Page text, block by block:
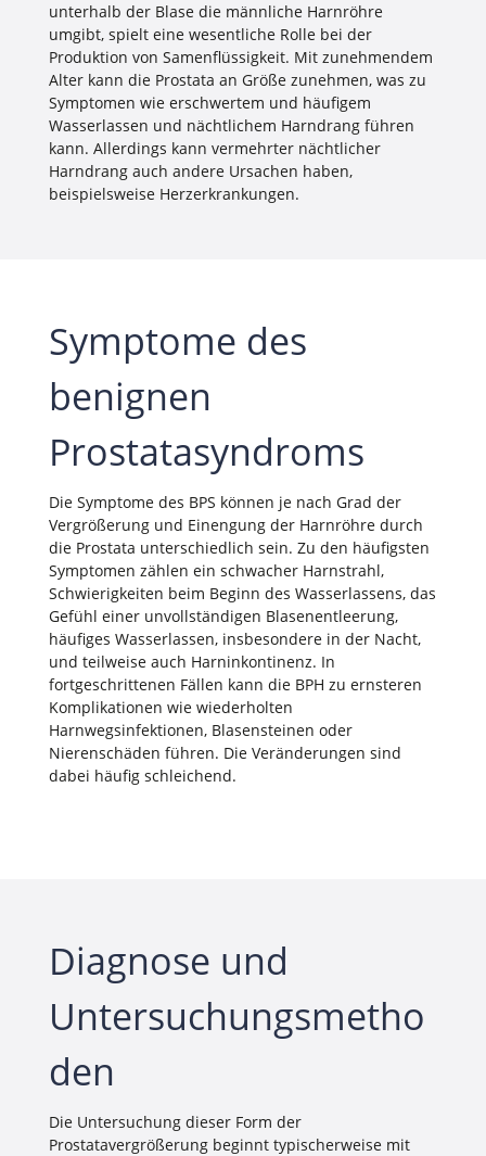
unterhalb der Blase die männliche Harnröhre
umgibt, spielt eine wesentliche Rolle bei der
Produktion von Samenflüssigkeit. Mit zunehmendem
Alter kann die Prostata an Größe zunehmen, was zu
Symptomen wie erschwertem und häufigem
Wasserlassen und nächtlichem Harndrang führen
kann. Allerdings kann vermehrter nächtlicher
Harndrang auch andere Ursachen haben,
beispielsweise Herzerkrankungen.
Symptome des
benignen
Prostatasyndroms
Die Symptome des BPS können je nach Grad der
Vergrößerung und Einengung der Harnröhre durch
die Prostata unterschiedlich sein. Zu den häufigsten
Symptomen zählen ein schwacher Harnstrahl,
Schwierigkeiten beim Beginn des Wasserlassens, das
Gefühl einer unvollständigen Blasenentleerung,
häufiges Wasserlassen, insbesondere in der Nacht,
und teilweise auch Harninkontinenz. In
fortgeschrittenen Fällen kann die BPH zu ernsteren
Komplikationen wie wiederholten
Harnwegsinfektionen, Blasensteinen oder
Nierenschäden führen. Die Veränderungen sind
dabei häufig schleichend.
Diagnose und
Untersuchungsmetho
den
Die Untersuchung dieser Form der
Prostatavergrößerung beginnt typischerweise mit